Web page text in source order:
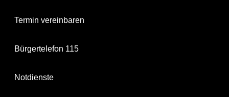
Termin vereinbaren
Bürgertelefon 115
Notdienste